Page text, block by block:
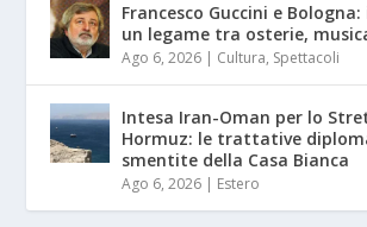
Francesco Guccini e
un legame tra osterie,
Ago 6, 2026 Cultura, Spettacoli
Intesa Iran-Oman per lo
Hormuz: le trattative
smentite della Casa Bianca
Ago 6, 2026 Estero